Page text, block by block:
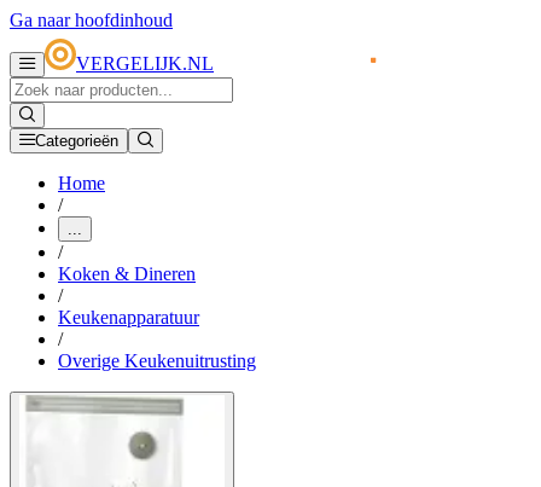
Ga naar hoofdinhoud
VERGELIJK.NL
Categorieën
Home
/
...
/
Koken & Dineren
/
Keukenapparatuur
/
Overige Keukenuitrusting